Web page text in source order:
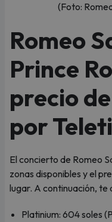
(Foto:
Romeo
Prince
precio
por
El concierto de Romeo
zonas disponibles y el
lugar. A continuación, te
Platinium: 604 soles